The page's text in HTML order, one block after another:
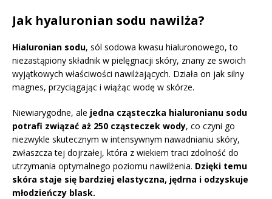
Jak hyaluronian sodu nawilża?
Hialuronian sodu, sól sodowa kwasu hialuronowego, to
niezastąpiony składnik w pielęgnacji skóry, znany ze swoich
wyjątkowych właściwości nawilżających. Działa on jak silny
magnes, przyciągając i wiążąc wodę w skórze.
Niewiarygodne, ale jedna cząsteczka hialuronianu sodu
potrafi związać aż 250 cząsteczek wody, co czyni go
niezwykle skutecznym w intensywnym nawadnianiu skóry,
zwłaszcza tej dojrzałej, która z wiekiem traci zdolność do
utrzymania optymalnego poziomu nawilżenia. Dzięki temu
skóra staje się bardziej elastyczna, jędrna i odzyskuje
młodzieńczy blask.